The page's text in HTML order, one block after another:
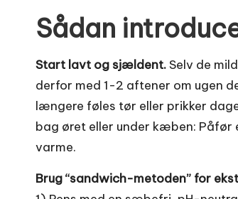
Sådan
Start lavt og sjældent.Selv de
derfor med 1-2 aftener om ugen
længere føles tør eller prikker
bag øret eller under kæben: Påfør
varme.
Brug “sandwich-metoden” for